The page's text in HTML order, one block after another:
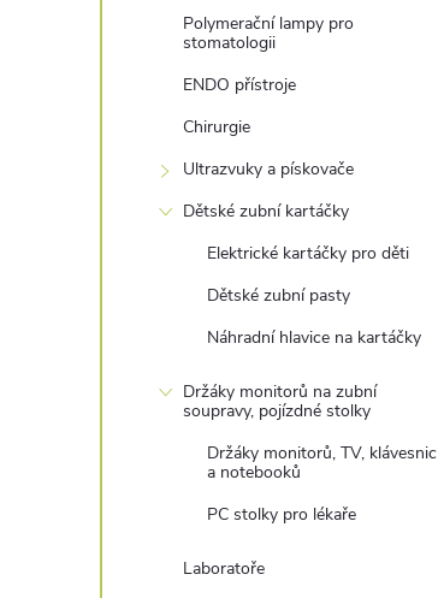
Polymerační lampy pro
stomatologii
ENDO přístroje
Chirurgie
Ultrazvuky a pískovače
Dětské zubní kartáčky
Elektrické kartáčky pro děti
Dětské zubní pasty
Náhradní hlavice na kartáčky
Držáky monitorů na zubní
soupravy, pojízdné stolky
Držáky monitorů, TV, klávesnic
a notebooků
PC stolky pro lékaře
Laboratoře